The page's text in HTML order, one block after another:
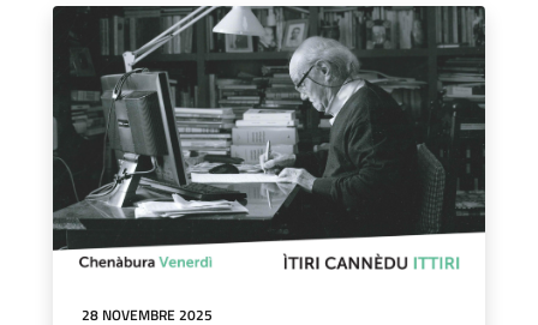
28 NOVEMBRE 2025